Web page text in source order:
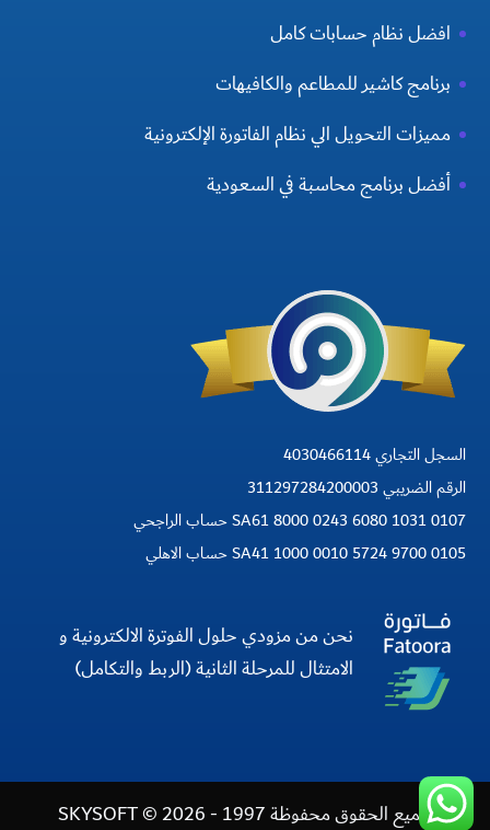
افضل نظام حسابات كامل
برنامج كاشير للمطاعم والكافيهات
مميزات التحويل الي نظام الفاتورة الإلكترونية
أفضل برنامج محاسبة في السعودية
السجل التجاري 4030466114
الرقم الضريبي 311297284200003
SA61 8000 0243 6080 1031 0107 حساب الراجحي
SA41 1000 0010 5724 9700 0105 حساب الاهلي
نحن من مزودي حلول الفوترة الالكترونية و
الامتثال للمرحلة الثانية (الربط والتكامل)
جميع الحقوق محفوظة 1997 - 2026 © SKYSOFT